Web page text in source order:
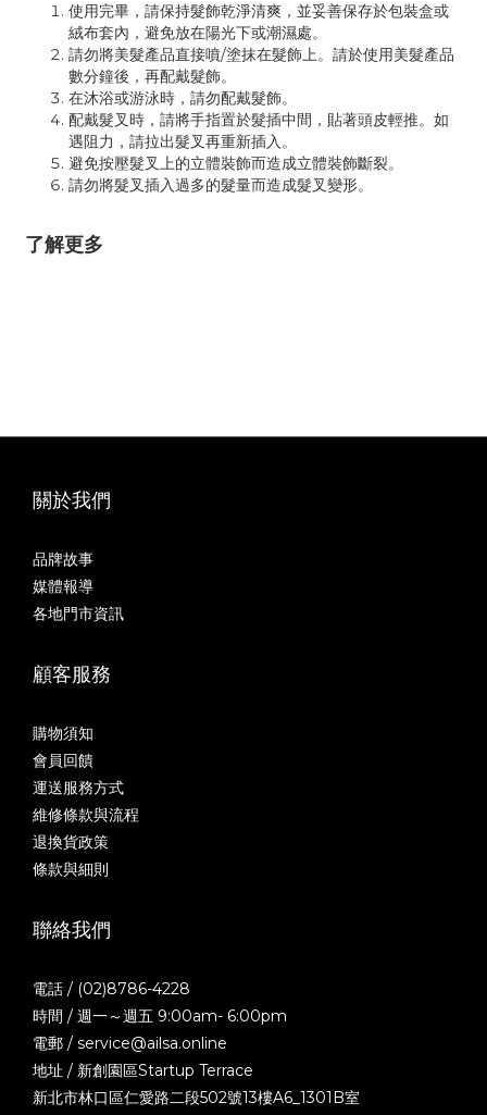
使用完畢，請保持髮飾乾淨清爽，並妥善保存於包裝盒或
絨布套內，避免放在陽光下或潮濕處。
請勿將美髮產品直接噴/塗抹在髮飾上。請於使用美髮產品
數分鐘後，再配戴髮飾。
在沐浴或游泳時，請勿配戴髮飾。
配戴髮叉時，請將手指置於髮插中間，貼著頭皮輕推。如
遇阻力，請拉出髮叉再重新插入。
避免按壓髮叉上的立體裝飾而造成立體裝飾斷裂。
請勿將髮叉插入過多的髮量而造成髮叉變形。
了解更多
關於我們
品牌故事
媒體報導
各地門市資訊
顧客服務
購物須知
會員回饋
運送服務方式
維修條款與流程
退換貨政策
條款與細則
聯絡我們
電話 / (02)8786-4228
時間 / 週一～週五 9:00am- 6:00pm
電郵 / service@ailsa.online
地址 / 新創園區Startup Terrace
新北市林口區仁愛路二段502號13樓A6_1301B室